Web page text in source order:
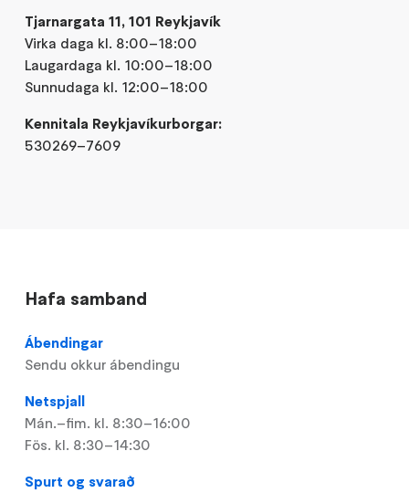
Tjarnargata 11, 101 Reykjavík
Virka daga kl. 8:00–18:00
Laugardaga kl. 10:00–18:00
Sunnudaga kl. 12:00–18:00
Kennitala Reykjavíkurborgar:
530269–7609
Hafa samband
Ábendingar
Sendu okkur ábendingu
Netspjall
Mán.–fim. kl. 8:30–16:00
Fös. kl. 8:30–14:30
Spurt og svarað